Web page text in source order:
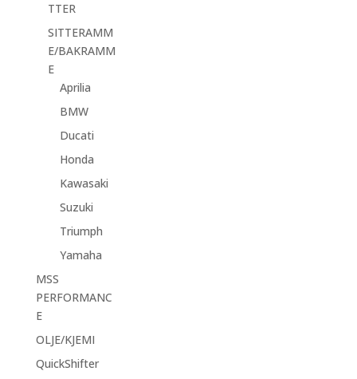
TTER
SITTERAMM
E/BAKRAMM
E
Aprilia
BMW
Ducati
Honda
Kawasaki
Suzuki
Triumph
Yamaha
MSS
PERFORMANC
E
OLJE/KJEMI
QuickShifter